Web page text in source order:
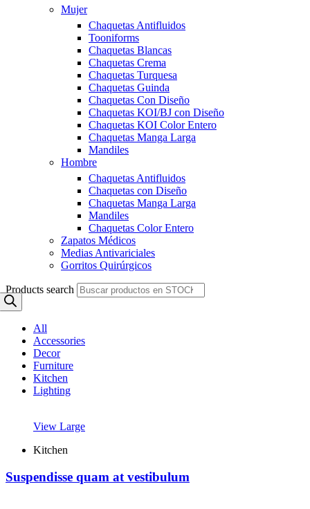
Mujer
Chaquetas Antifluidos
Tooniforms
Chaquetas Blancas
Chaquetas Crema
Chaquetas Turquesa
Chaquetas Guinda
Chaquetas Con Diseño
Chaquetas KOI/BJ con Diseño
Chaquetas KOI Color Entero
Chaquetas Manga Larga
Mandiles
Hombre
Chaquetas Antifluidos
Chaquetas con Diseño
Chaquetas Manga Larga
Mandiles
Chaquetas Color Entero
Zapatos Médicos
Medias Antivariciales
Gorritos Quirúrgicos
Products search
All
Accessories
Decor
Furniture
Kitchen
Lighting
View Large
Kitchen
Suspendisse quam at vestibulum